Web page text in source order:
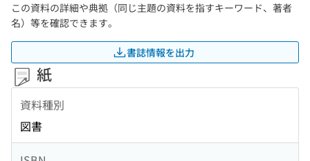
この資料の詳細や典拠（同じ主題の資料を指すキーワード、著者
名）等を確認できます。
書誌情報を出力
紙
資料種別
図書